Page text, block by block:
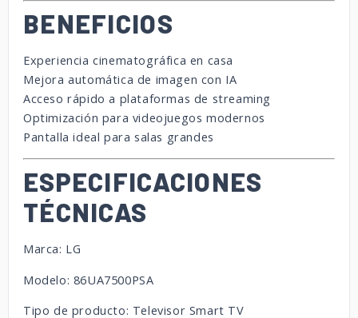
BENEFICIOS
Experiencia cinematográfica en casa
Mejora automática de imagen con IA
Acceso rápido a plataformas de streaming
Optimización para videojuegos modernos
Pantalla ideal para salas grandes
ESPECIFICACIONES
TÉCNICAS
Marca: LG
Modelo: 86UA7500PSA
Tipo de producto: Televisor Smart TV